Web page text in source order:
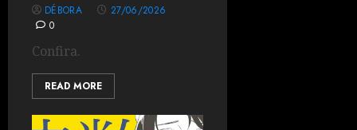
DÉBORA
27/06/2026
0
Confira.
READ MORE